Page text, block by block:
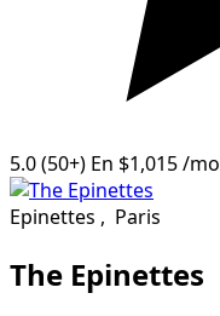
5.0(50+) En $1,015/mo
Epinettes , Paris
The Epinettes